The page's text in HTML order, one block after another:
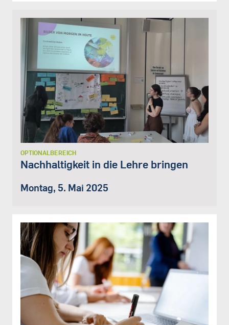
OPTIONALBEREICH
Nachhaltigkeit in die Lehre bringen
Montag, 5. Mai 2025